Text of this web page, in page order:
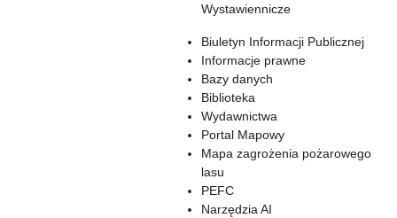
Wystawiennicze
Biuletyn Informacji Publicznej
Informacje prawne
Bazy danych
Biblioteka
Wydawnictwa
Portal Mapowy
Mapa zagrożenia pożarowego
lasu
PEFC
Narzędzia AI